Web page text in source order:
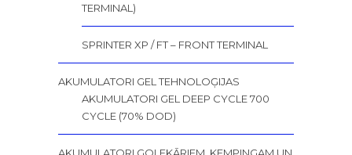
TERMINAL)
SPRINTER XP / FT – FRONT TERMINAL
AKUMULATORI GEL TEHNOLOĢIJAS
AKUMULATORI GEL DEEP CYCLE 700
CYCLE (70% DOD)
AKUMULATORI GOLFKĀRIEM, KEMPINGAM UN